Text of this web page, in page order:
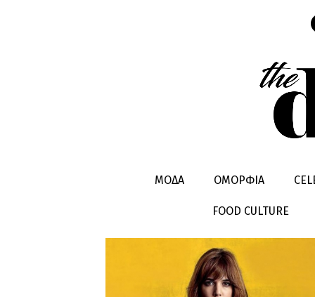
ΜΟΔΑ ΟΜΟΡΦΙΑ
FOOD CULTURE
ΤAΣΟΣ